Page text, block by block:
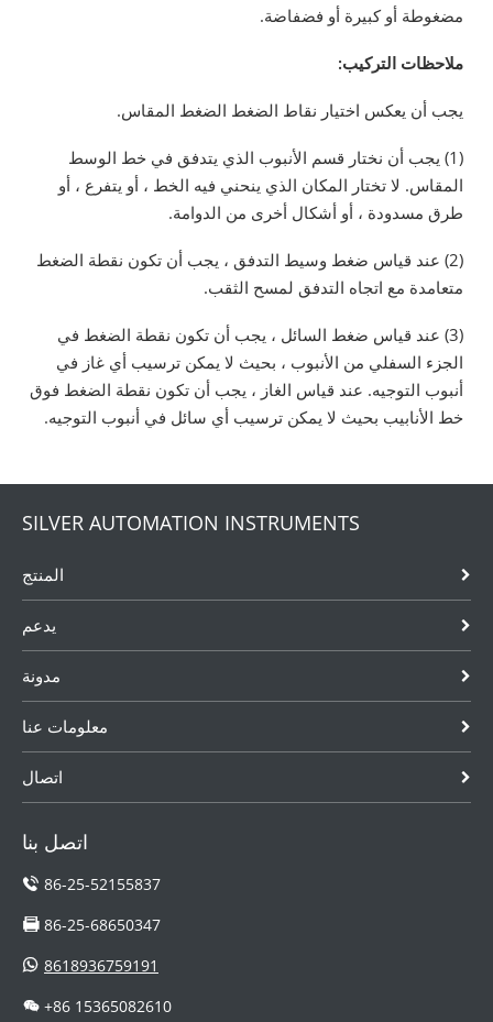
مضغوطة أو كبيرة أو فضفاضة.
ملاحظات التركيب:
يجب أن يعكس اختيار نقاط الضغط الضغط المقاس.
(1) يجب أن نختار قسم الأنبوب الذي يتدفق في خط الوسط
المقاس. لا تختار المكان الذي ينحني فيه الخط ، أو يتفرع ، أو
طرق مسدودة ، أو أشكال أخرى من الدوامة.
(2) عند قياس ضغط وسيط التدفق ، يجب أن تكون نقطة الضغط
متعامدة مع اتجاه التدفق لمسح الثقب.
(3) عند قياس ضغط السائل ، يجب أن تكون نقطة الضغط في
الجزء السفلي من الأنبوب ، بحيث لا يمكن ترسيب أي غاز في
أنبوب التوجيه. عند قياس الغاز ، يجب أن تكون نقطة الضغط فوق
خط الأنابيب بحيث لا يمكن ترسيب أي سائل في أنبوب التوجيه.
SILVER AUTOMATION INSTRUMENTS
المنتج
يدعم
مدونة
معلومات عنا
اتصال
اتصل بنا
86-25-52155837
86-25-68650347
8618936759191
+86 15365082610